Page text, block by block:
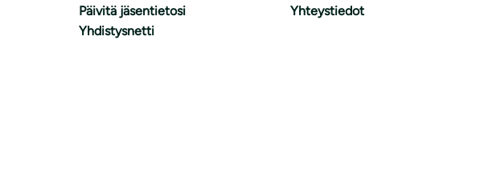
Päivitä jäsentietosi
Yhdistysnetti
Yhteystiedot